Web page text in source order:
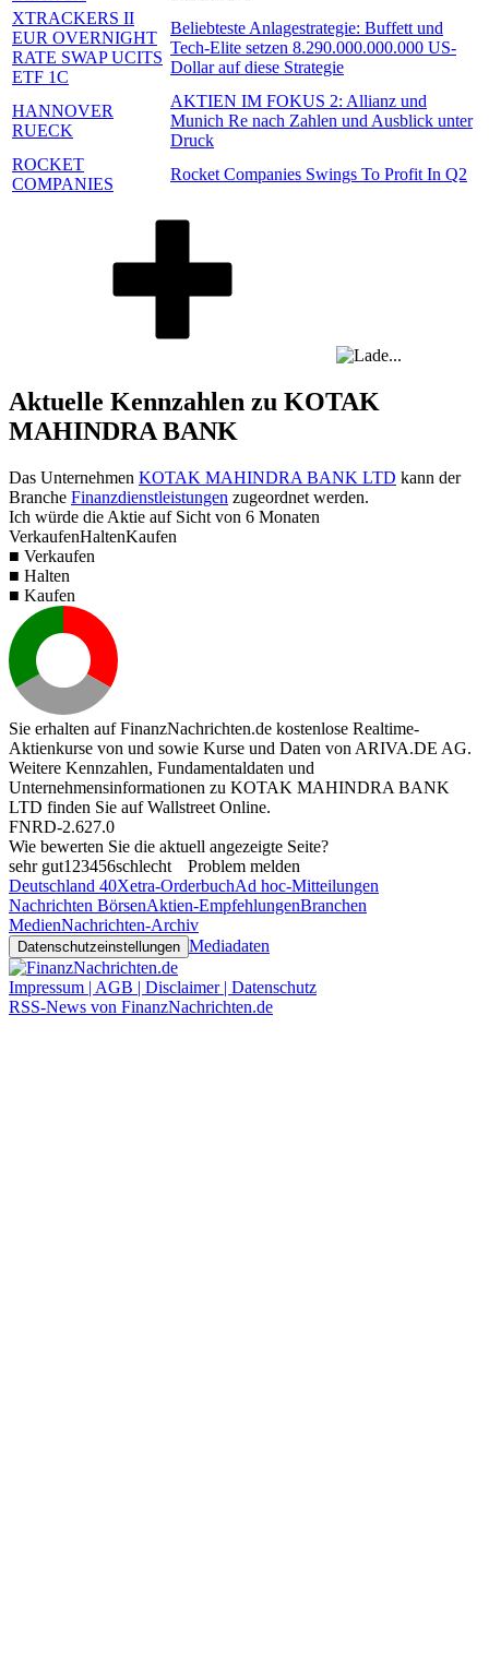
XTRACKERS II
EUR OVERNIGHT
RATE SWAP UCITS
ETF 1C
Beliebteste Anlagestrategie: Buffett und
Tech-Elite setzen 8.290.000.000.000 US-
Dollar auf diese Strategie
HANNOVER
RUECK
AKTIEN IM FOKUS 2: Allianz und
Munich Re nach Zahlen und Ausblick unter
Druck
ROCKET
COMPANIES
Rocket Companies Swings To Profit In Q2
Aktuelle Kennzahlen zu KOTAK
MAHINDRA BANK
Das Unternehmen KOTAK MAHINDRA BANK LTD kann der
Branche Finanzdienstleistungen zugeordnet werden.
Ich würde die Aktie auf Sicht von 6 Monaten
VerkaufenHaltenKaufen
■ Verkaufen
■ Halten
■ Kaufen
Sie erhalten auf FinanzNachrichten.de kostenlose Realtime-
Aktienkurse von und sowie Kurse und Daten von ARIVA.DE AG.
Weitere Kennzahlen, Fundamentaldaten und
Unternehmensinformationen zu KOTAK MAHINDRA BANK
LTD finden Sie aufWallstreet Online.
FNRD-2.627.0
Wie bewerten Sie die aktuell angezeigte Seite?
sehr gut1 23456schlecht
Problem melden
Deutschland 40Xetra-OrderbuchAd hoc-Mitteilungen
Nachrichten BörsenAktien-EmpfehlungenBranchen
MedienNachrichten-Archiv
Datenschutzeinstellungen Mediadaten
Impressum | AGB | Disclaimer | Datenschutz
RSS-News von FinanzNachrichten.de